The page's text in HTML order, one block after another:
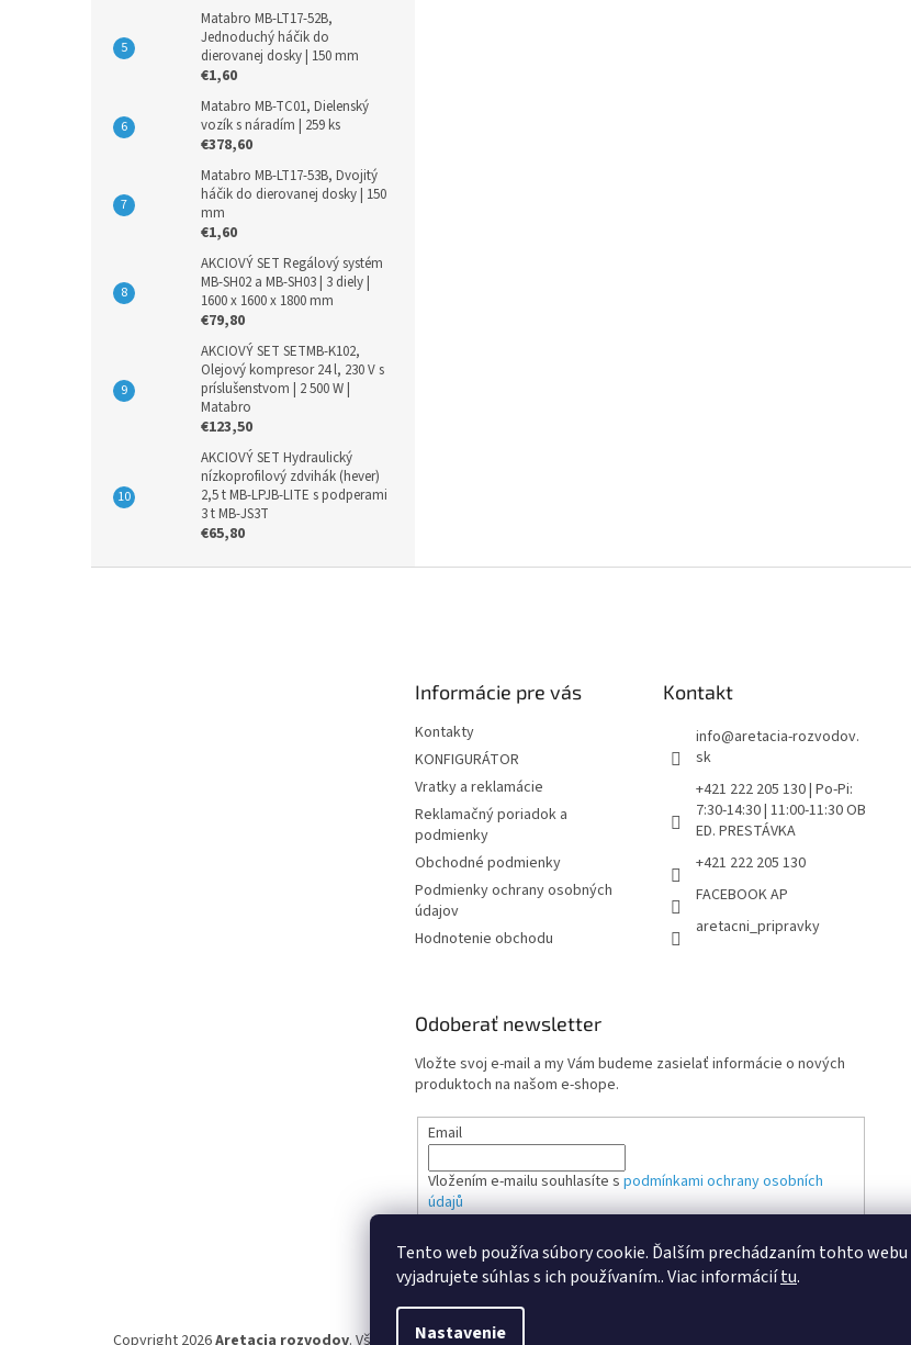
Tento web používa súbory cookie. Ďalším prechádzaním tohto webu
vyjadrujete súhlas s ich používaním.. Viac informáciítu.
Nastavenie
Matabro MB-LT17-52B,
Jednoduchý háčik do
dierovanej dosky | 150 mm
€1,60
Matabro MB-TC01, Dielenský
vozík s náradím | 259 ks
€378,60
Matabro MB-LT17-53B, Dvojitý
háčik do dierovanej dosky | 150
mm
€1,60
AKCIOVÝ SET Regálový systém
MB-SH02 a MB-SH03 | 3 diely |
1600 x 1600 x 1800 mm
€79,80
AKCIOVÝ SET SETMB-K102,
Olejový kompresor 24 l, 230 V s
príslušenstvom | 2 500 W |
Matabro
€123,50
AKCIOVÝ SET Hydraulický
nízkoprofilový zdvihák (hever)
2,5 t MB-LPJB-LITE s podperami
3 t MB-JS3T
€65,80
Informácie pre vás
Kontakty
KONFIGURÁTOR
Vratky a reklamácie
Reklamačný poriadok a
podmienky
Obchodné podmienky
Podmienky ochrany osobných
údajov
Hodnotenie obchodu
Kontakt
info@aretacia-rozvodov.
sk
+421 222 205 130 | Po-Pi:
7:30-14:30 | 11:00-11:30 OB
ED. PRESTÁVKA
+421 222 205 130
FACEBOOK AP
aretacni_pripravky
Odoberať newsletter
Vložte svoj e-mail a my Vám budeme zasielať informácie o nových
produktoch na našom e-shope.
Email
Vložením e-mailu souhlasíte s podmínkami ochrany osobních
údajů
PRIHLÁSIŤ SA